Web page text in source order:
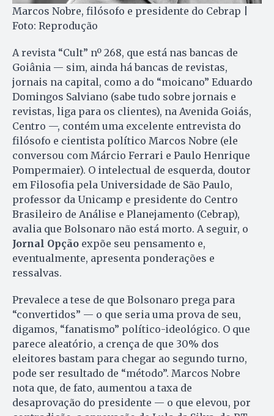
Marcos Nobre, filósofo e presidente do Cebrap |
Foto: Reprodução
A revista “Cult” nº 268, que está nas bancas de
Goiânia — sim, ainda há bancas de revistas,
jornais na capital, como a do “moicano” Eduardo
Domingos Salviano (sabe tudo sobre jornais e
revistas, liga para os clientes), na Avenida Goiás,
Centro —, contém uma excelente entrevista do
filósofo e cientista político Marcos Nobre (ele
conversou com Márcio Ferrari e Paulo Henrique
Pompermaier). O intelectual de esquerda, doutor
em Filosofia pela Universidade de São Paulo,
professor da Unicamp e presidente do Centro
Brasileiro de Análise e Planejamento (Cebrap),
avalia que Bolsonaro não está morto. A seguir, o
Jornal Opção expõe seu pensamento e,
eventualmente, apresenta ponderações e
ressalvas.
Prevalece a tese de que Bolsonaro prega para
“convertidos” — o que seria uma prova de seu,
digamos, “fanatismo” político-ideológico. O que
parece aleatório, a crença de que 30% dos
eleitores bastam para chegar ao segundo turno,
pode ser resultado de “método”. Marcos Nobre
nota que, de fato, aumentou a taxa de
desaprovação do presidente — o que elevou, por